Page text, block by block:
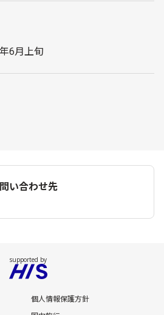
6月上旬
い合わせ先
個人情報保護方針